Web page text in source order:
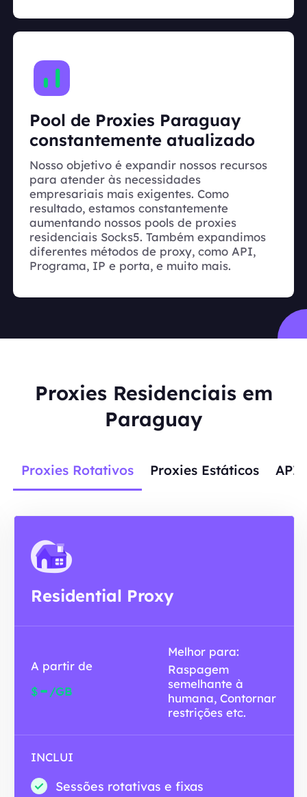
Pool de Proxies Paraguay
constantemente atualizado
Nosso objetivo é expandir nossos recursos
para atender às necessidades
empresariais mais exigentes. Como
resultado, estamos constantemente
aumentando nossos pools de proxies
residenciais Socks5. Também expandimos
diferentes métodos de proxy, como API,
Programa, IP e porta, e muito mais.
Proxies Residenciais em
Paraguay
Proxies Rotativos Proxies Estáticos
Residential Proxy
A partir de
$- /GB
Melhor para:
Raspagem
semelhante à
humana, Contornar
restrições etc.
INCLUI
Sessões rotativas e fixas